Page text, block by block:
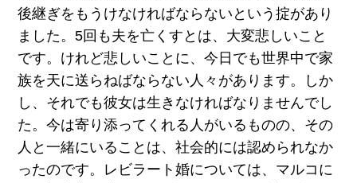
後継ぎをもうけなければならないという掟があり
ました。5回も夫を亡くすとは、大変悲しいこと
です。けれど悲しいことに、今日でも世界中で家
族を天に送らねばならない人々があります。しか
し、それでも彼女は生きなければなりませんでし
た。今は寄り添ってくれる人がいるものの、その
人と一緒にいることは、社会的には認められなか
ったのです。レビラート婚については、マルコに